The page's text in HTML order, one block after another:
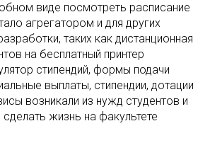
виде посмотреть расписание
агрегатором и для других
таких как дистанционная
на бесплатный принтер
стипендий, формы подачи
выплаты, стипендии, дотации
возникали из нужд студентов и
жизнь на факультете